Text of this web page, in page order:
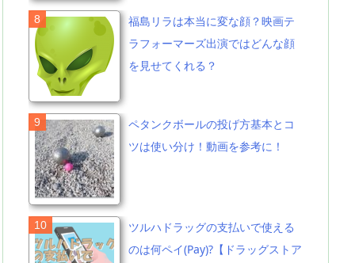
福島リラは本当に変な顔？映画テ
ラフォーマーズ出演ではどんな顔
を見せてくれる？
ペタンクボールの投げ方基本とコ
ツは使い分け！動画を参考に！
ツルハドラッグの支払いで使える
のは何ペイ(Pay)?【ドラッグストア